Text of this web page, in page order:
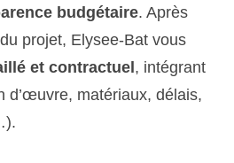
budgétaire. Après
projet, Elysee-Bat vous
et contractuel, intégrant
d’œuvre, matériaux, délais,